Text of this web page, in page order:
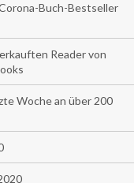
Buch-Bestseller
Reader von
Woche an über 200